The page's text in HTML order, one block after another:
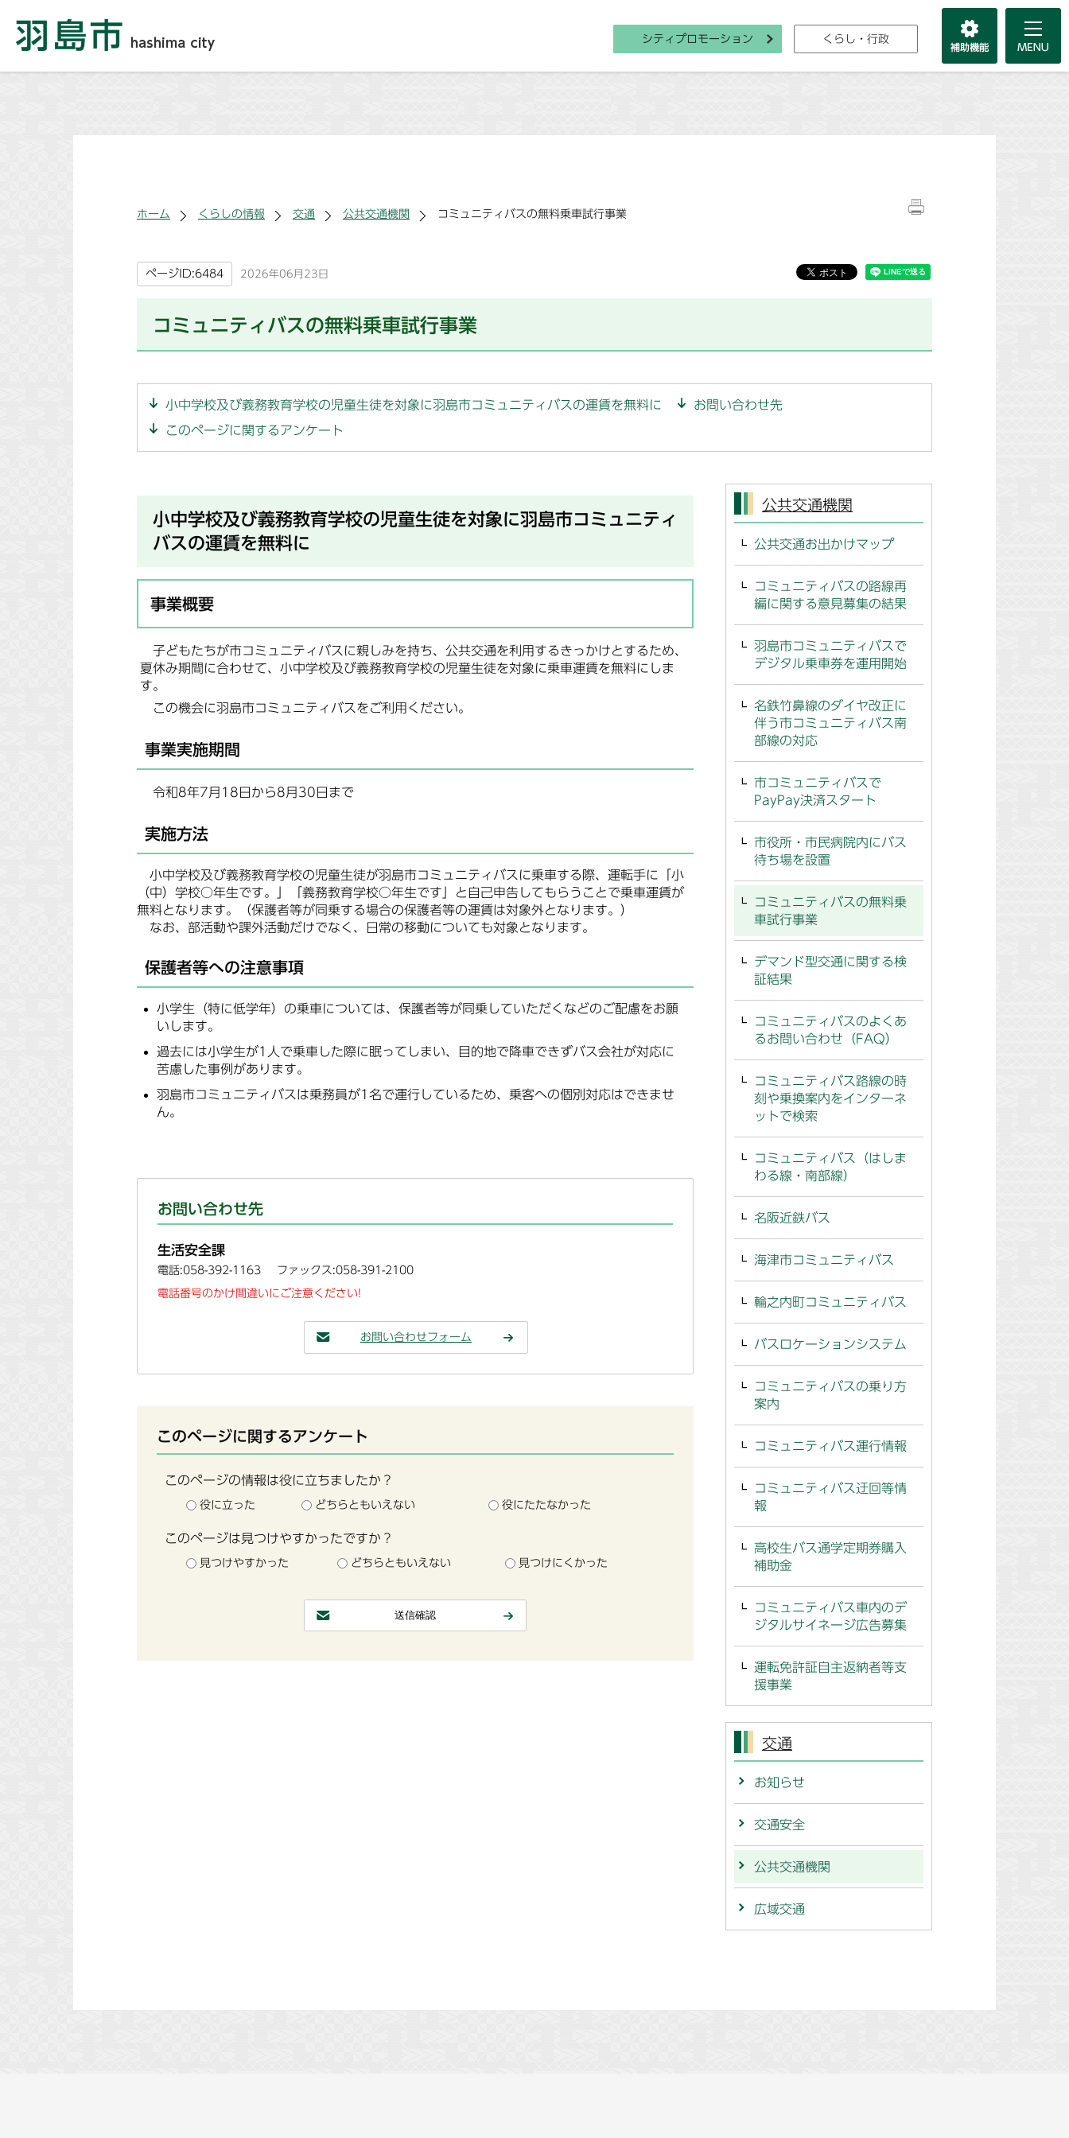
シティプロモーション くらし・行政
ホーム くらしの情報 交通 公共交通機関 コミュニティバスの無料乗車試行事業
ページID:6484 2026年06月23日
コミュニティバスの無料乗車試行事業
小中学校及び義務教育学校の児童生徒を対象に羽島市コミュニティバスの運賃を無料に
お問い合わせ先
このページに関するアンケート
小中学校及び義務教育学校の児童生徒を対象に羽島市コミュニティ
バスの運賃を無料に
事業概要
子どもたちが市コミュニティバスに親しみを持ち、公共交通を利用するきっかけとするため、
夏休み期間に合わせて、小中学校及び義務教育学校の児童生徒を対象に乗車運賃を無料にしま
す。
この機会に羽島市コミュニティバスをご利用ください。
事業実施期間
令和8年7月18日から8月30日まで
実施方法
小中学校及び義務教育学校の児童生徒が羽島市コミュニティバスに乗車する際、運転手に「小
（中）学校○年生です。」「義務教育学校○年生です」と自己申告してもらうことで乗車運賃が
無料となります。（保護者等が同乗する場合の保護者等の運賃は対象外となります。）
なお、部活動や課外活動だけでなく、日常の移動についても対象となります。
保護者等への注意事項
小学生（特に低学年）の乗車については、保護者等が同乗していただくなどのご配慮をお願
いします。
過去には小学生が1人で乗車した際に眠ってしまい、目的地で降車できずバス会社が対応に
苦慮した事例があります。
羽島市コミュニティバスは乗務員が1名で運行しているため、乗客への個別対応はできませ
ん。
お問い合わせ先
生活安全課
電話:058-392-1163 ファックス:058-391-2100
電話番号のかけ間違いにご注意ください!
お問い合わせフォーム
このページに関するアンケート
このページの情報は役に立ちましたか？
役に立った どちらともいえない 役にたたなかった
このページは見つけやすかったですか？
見つけやすかった どちらともいえない 見つけにくかった
公共交通機関
公共交通お出かけマップ
コミュニティバスの路線再
編に関する意見募集の結果
羽島市コミュニティバスで
デジタル乗車券を運用開始
名鉄竹鼻線のダイヤ改正に
伴う市コミュニティバス南
部線の対応
市コミュニティバスで
PayPay決済スタート
市役所・市民病院内にバス
待ち場を設置
コミュニティバスの無料乗
車試行事業
デマンド型交通に関する検
証結果
コミュニティバスのよくあ
るお問い合わせ（FAQ）
コミュニティバス路線の時
刻や乗換案内をインターネ
ットで検索
コミュニティバス（はしま
わる線・南部線）
名阪近鉄バス
海津市コミュニティバス
輪之内町コミュニティバス
バスロケーションシステム
コミュニティバスの乗り方
案内
コミュニティバス運行情報
コミュニティバス迂回等情
報
高校生バス通学定期券購入
補助金
コミュニティバス車内のデ
ジタルサイネージ広告募集
運転免許証自主返納者等支
援事業
交通
お知らせ
交通安全
公共交通機関
広域交通